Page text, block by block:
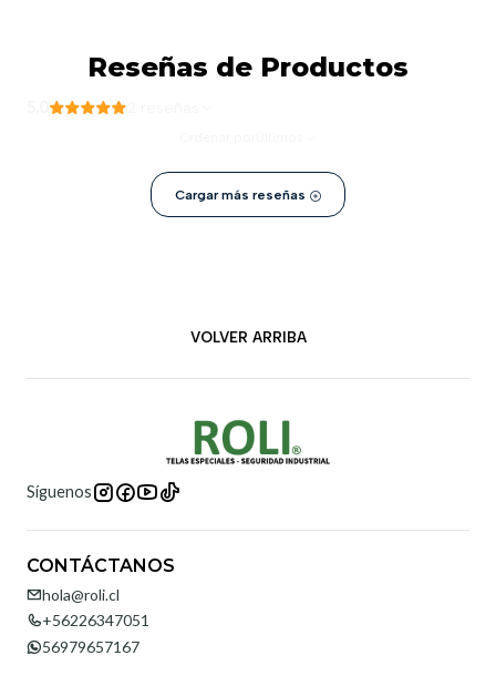
Reseñas de Productos
Cargar más reseñas
VOLVER ARRIBA
Síguenos
CONTÁCTANOS
hola@roli.cl
+56226347051
56979657167